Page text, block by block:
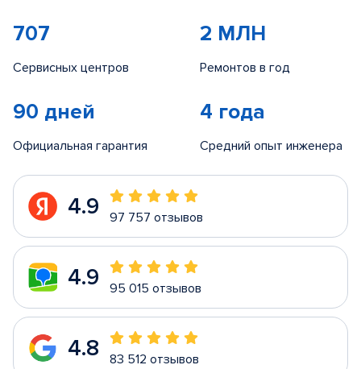
707
Сервисных центров
2 МЛН
Ремонтов в год
90 дней
Официальная гарантия
4 года
Средний опыт инженера
4.9 97 757 отзывов
4.9 95 015 отзывов
4.8 83 512 отзывов